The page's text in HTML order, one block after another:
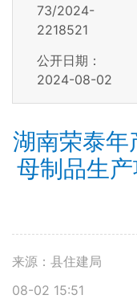
73/2024-
2218521
公开日期：
2024-08-02
湖南荣泰年
母制品生
来源：县住建局
08-02 15:51